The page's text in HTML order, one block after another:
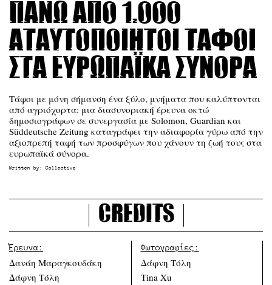
Πάνω από 1.000
αταυτοποίητοι τάφοι
στα ευρωπαϊκά σύνορα
Τάφοι με μόνη σήμανση ένα ξύλο, μνήματα που καλύπτονται
από αγριόχορτα: μια διασυνοριακή έρευνα οκτώ
δημοσιογράφων σε συνεργασία με Solomon, Guardian και
Süddeutsche Zeitung καταγράφει την αδιαφορία γύρω από την
αξιοπρεπή ταφή των προσφύγων που χάνουν τη ζωή τους στα
ευρωπαϊκά σύνορα.
Written by: Collective
Credits
Έρευνα:
Δανάη Μαραγκουδάκη
Δάφνη Τόλη
Φωτογραφίες:
Δάφνη Τόλη
Tina Xu